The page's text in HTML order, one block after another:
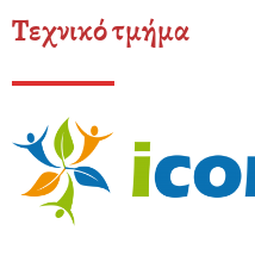
Τεχνικό τμήμα